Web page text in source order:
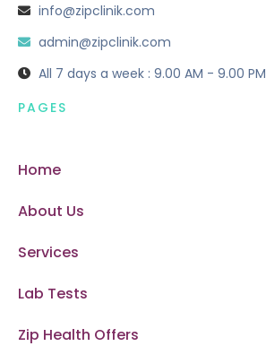
info@zipclinik.com
admin@zipclinik.com
All 7 days a week : 9.00 AM - 9.00 PM
PAGES
Home
About Us
Services
Lab Tests
Zip Health Offers